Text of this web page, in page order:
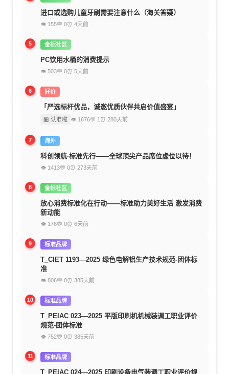
进口或选购儿童牙刷需要注意什么（海关答疑）
👁 155💬 0⏰ 4天前
5 金标社区
PC饮用水桶的消费提示
👁 503💬 0⏰ 5天前
6 好价
「严选标杆优品，诚邀优质伙伴共启价值盛宴」
🏪 认准啦 👁 1676💬 1 ⏰ 280天前
7 海外
科创领航·标准先行——全球顶尖产品席位虚位以待！
👁 1413💬 0⏰ 273天前
8 金标社区
放心消费标准化在行动——标准助力美好生活 激发消费
新动能
👁 176💬 0⏰ 6天前
9 标准品牌
T_CIET 1193—2025 绿色电解铝生产技术规范-团体标
准
👁 806💬 0⏰ 385天前
10 标准品牌
T_PEIAC 023—2025 平版印刷机机械装调工职业评价
规范-团体标准
👁 752💬 0⏰ 385天前
11 标准品牌
T_PEIAC 024—2025 印刷设备电气装调工职业评价规